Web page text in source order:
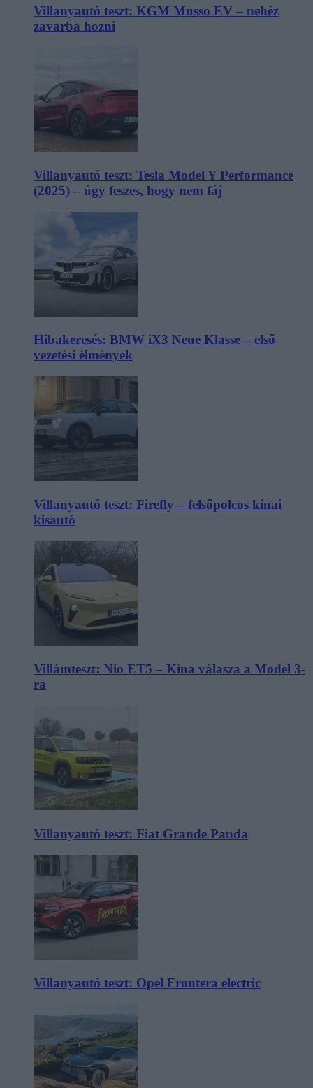
Villanyautó teszt: KGM Musso EV – nehéz
zavarba hozni
Villanyautó teszt: Tesla Model Y Performance
(2025) – úgy feszes, hogy nem fáj
Hibakeresés: BMW iX3 Neue Klasse – első
vezetési élmények
Villanyautó teszt: Firefly – felsőpolcos kínai
kisautó
Villámteszt: Nio ET5 – Kína válasza a Model 3-
ra
Villanyautó teszt: Fiat Grande Panda
Villanyautó teszt: Opel Frontera electric